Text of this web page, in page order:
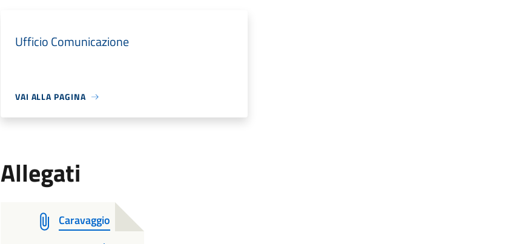
Ufficio Comunicazione
VAI ALLA PAGINA
Allegati
Caravaggio